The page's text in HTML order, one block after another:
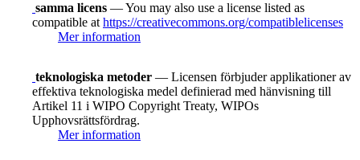
samma licens — You may also use a license listed as
compatible at https://creativecommons.org/compatiblelicenses
Mer information
teknologiska metoder — Licensen förbjuder applikationer av
effektiva teknologiska medel definierad med hänvisning till
Artikel 11 i WIPO Copyright Treaty, WIPOs
Upphovsrättsfördrag.
Mer information